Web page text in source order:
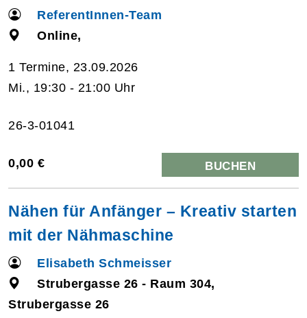
ReferentInnen-Team
Online,
1 Termine, 23.09.2026
Mi., 19:30 - 21:00 Uhr
26-3-01041
0,00 € BUCHEN
Nähen für Anfänger – Kreativ starten
mit der Nähmaschine
Elisabeth Schmeisser
Strubergasse 26 - Raum 304,
Strubergasse 26